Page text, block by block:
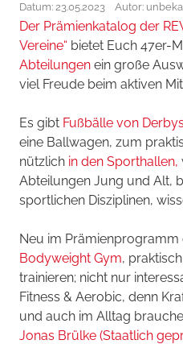
Datum: 23.05.2023 Autor:
Der Prämienkatalog der
Vereine“ bietet Euch 47er-
Abteilungen ein große
viel Freude beim aktiven
Es gibt Fußbälle von
eine Ballwagen, zum
nützlich in den Sporthallen,
Abteilungen Jung und Alt,
sportlichen Disziplinen,
Neu im Prämienprogramm
Bodyweight Gym,
trainieren; nicht nur
Fitness & Aerobic, denn
und auch im Alltag
Jonas Brülke (Staatlich